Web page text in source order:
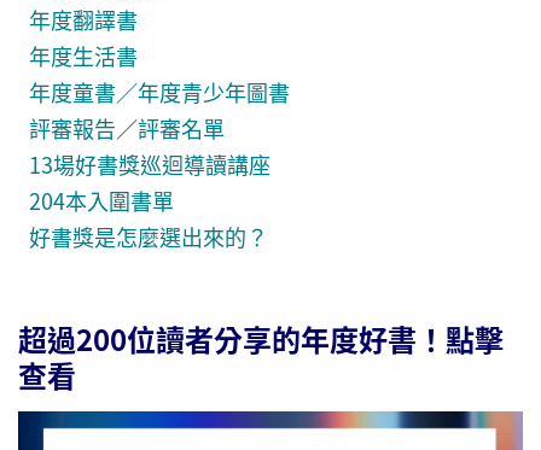
年度翻譯書
年度生活書
年度童書／年度青少年圖書
評審報告／評審名單
13場好書獎巡迴導讀講座
204本入圍書單
好書獎是怎麼選出來的？
超過200位讀者分享的年度好書！點擊
查看